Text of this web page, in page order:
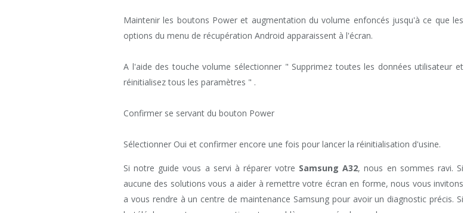
Maintenir les boutons Power et augmentation du volume enfoncés jusqu'à ce que les
options du menu de récupération Android apparaissent à l'écran.
A l'aide des touche volume sélectionner " Supprimez toutes les données utilisateur et
réinitialisez tous les paramètres " .
Confirmer se servant du bouton Power
Sélectionner Oui et confirmer encore une fois pour lancer la réinitialisation d'usine.
Si notre guide vous a servi à réparer votre Samsung A32, nous en sommes ravi. Si
aucune des solutions vous a aider à remettre votre écran en forme, nous vous invitons
a vous rendre à un centre de maintenance Samsung pour avoir un diagnostic précis. Si